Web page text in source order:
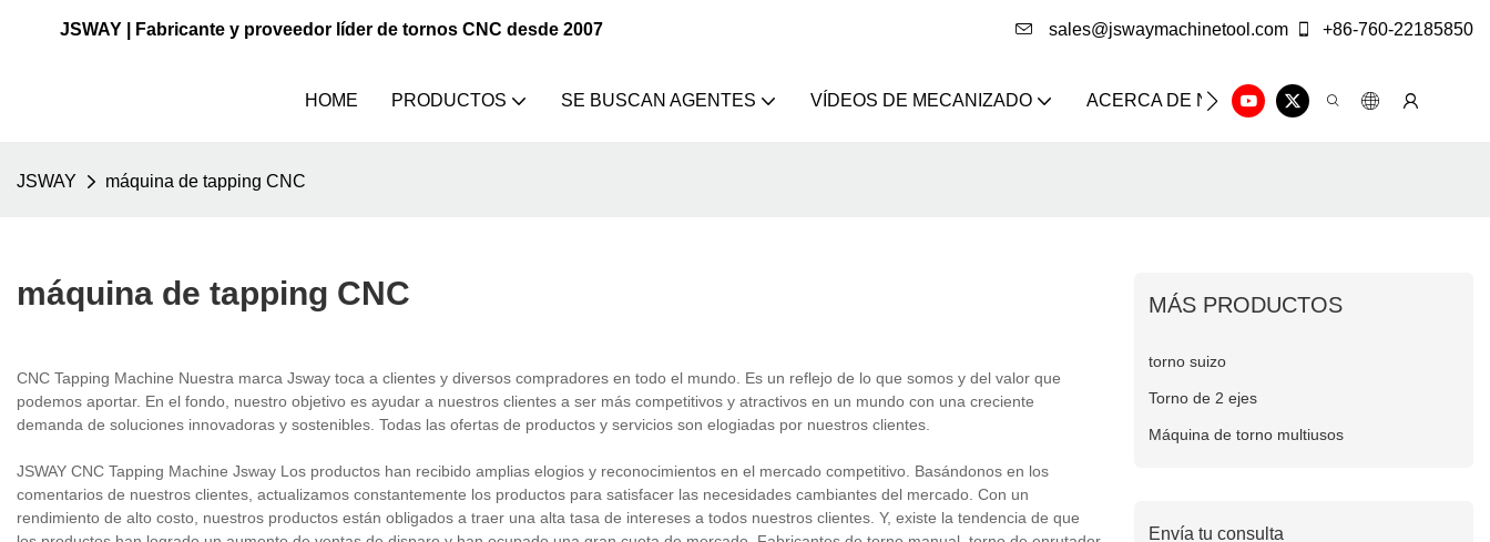
JSWAY | Fabricante y proveedor líder de tornos CNC desde 2007 sales@jswaymachinetool.com +86-760-22185850
HOME PRODUCTOS SE BUSCAN AGENTES VÍDEOS DE MECANIZADO ACERCA DE NOSOTROS SOLUCIÓN
JSWAY máquina de tapping CNC
máquina de tapping CNC
CNC Tapping Machine Nuestra marca Jsway toca a clientes y diversos compradores en todo el mundo. Es un reflejo de lo que somos y del valor que
podemos aportar. En el fondo, nuestro objetivo es ayudar a nuestros clientes a ser más competitivos y atractivos en un mundo con una creciente
demanda de soluciones innovadoras y sostenibles. Todas las ofertas de productos y servicios son elogiadas por nuestros clientes.
JSWAY CNC Tapping Machine Jsway Los productos han recibido amplias elogios y reconocimientos en el mercado competitivo. Basándonos en los
comentarios de nuestros clientes, actualizamos constantemente los productos para satisfacer las necesidades cambiantes del mercado. Con un
rendimiento de alto costo, nuestros productos están obligados a traer una alta tasa de intereses a todos nuestros clientes. Y, existe la tendencia de que
MÁS PRODUCTOS
torno suizo
Torno de 2 ejes
Máquina de torno multiusos
Envía tu consulta